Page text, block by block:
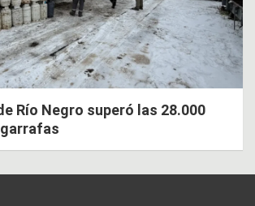
Río Negro superó las 28.000